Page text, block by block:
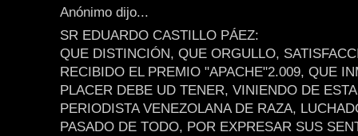
Anónimo dijo...
SR EDUARDO CASTILLO PÁEZ:
QUE DISTINCIÓN, QUE ORGULLO,
RECIBIDO EL PREMIO "APACHE"2.009, QUE
PLACER DEBE UD TENER, VINIENDO DE
PERIODISTA VENEZOLANA DE RAZA,
PASADO DE TODO, POR EXPRESAR SUS